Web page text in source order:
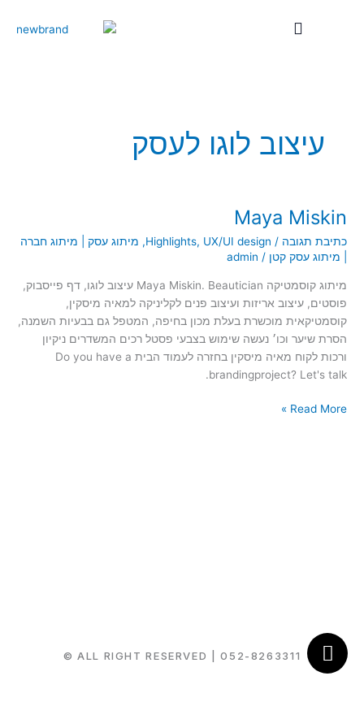
עיצוב לוגו לעסק
Maya Miskin
כתיבת תגובה /
Highlights, UX/UI design
, מיתוג עסק | מיתוג חברה
| מיתוג עסק קטן /
admin
מיתוג קוסמטיקה Maya Miskin. Beautician עיצוב לוגו, דף פייסבוק,
פוסטים, עיצוב אריזות ועיצוב פנים לקליניקה למאיה מיסקין,
קוסמטיקאית מוכשרת בעלת מכון בחיפה, המטפל גם בבעיות השמנה,
הסרת שיער וכו׳ נעשה שימוש בצבעי פסטל רכים המשדרים ניקיון
ורכות לקוח מאיה מיסקין בחזרה לעמוד הבית Do you have a
brandingproject? Let's talk.
Maya
Read More »
© ALL RIGHT RESERVED |052-8263311